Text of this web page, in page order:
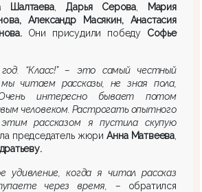
Шалтаева, Дарья Серова
Мария
Александр Масякин, Анастасия
Они присудили победу Софье
“Класс!” – это самый честный
читаем рассказы
не зная пола,
интересно бывает потом
человеком. Растрогать опытного
рассказом я пустила скупую
председатель жюриАнна Матвеева
удивление, когда я читал рассказ
через время,
– обратился